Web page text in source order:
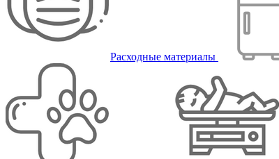
Расходные материалы